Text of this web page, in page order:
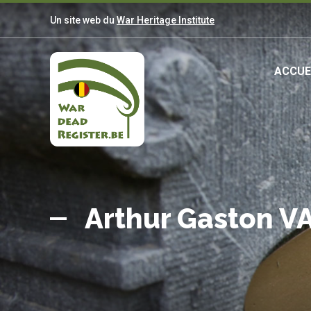
Aller
au
contenu
principal
Un site web du War Heritage Institute
Belgian
War
Dead
Register
Arthur Gaston